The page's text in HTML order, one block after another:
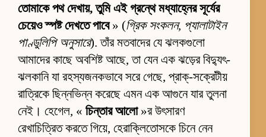
তোমাকে পথ দেখায়, তুমি এই গ্রন্থে মধ্যাহ্নের সূর্যের
চেয়েও স্পষ্ট দেখতে পাবে» (গ্রিক সংকলন, প্যালাটাইন
পাণ্ডুলিপি অনুসারে). তাঁর মতবাদের যে ঝলকগুলো
আমাদের কাছে অবশিষ্ট আছে, তা যেন এক ঝড়ের বিদ্যুৎ-
ঝলকানি যা রহস্যজনকভাবে সরে গেছে, প্রাক্-সক্রেটীয়
রাত্রিকে ছিন্নভিন্ন করেছে এমন এক আগুনে যার তুলনা
নেই। হেগেল, « চিন্তার আলো»র উৎসারণ
রেখাচিত্রিত করতে গিয়ে, হেরাক্লিতোসকে চিনে নেন